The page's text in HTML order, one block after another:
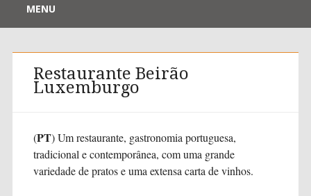
content
MENU
Restaurante Beirão
Luxemburgo
(PT) Um restaurante, gastronomia portuguesa,
tradicional e contemporânea, com uma grande
variedade de pratos e uma extensa carta de vinhos.